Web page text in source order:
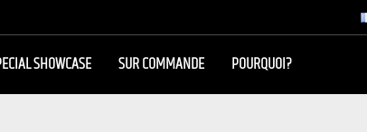
SHOWCASE SUR COMMANDE
POURQUOI?